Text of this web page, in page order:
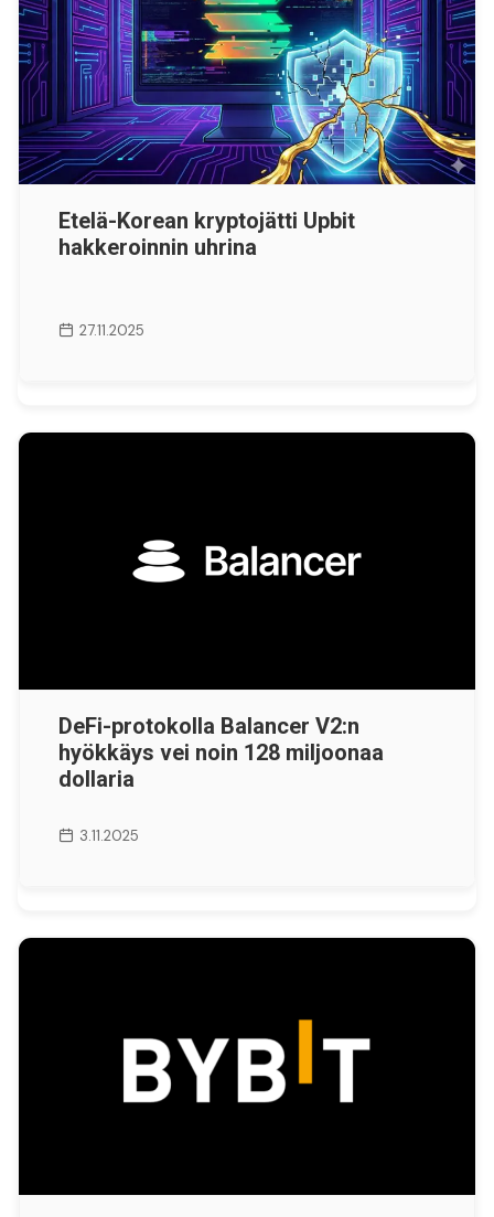
Etelä-Korean kryptojätti Upbit
hakkeroinnin uhrina
27.11.2025
DeFi-protokolla Balancer V2:n
hyökkäys vei noin 128 miljoonaa
dollaria
3.11.2025